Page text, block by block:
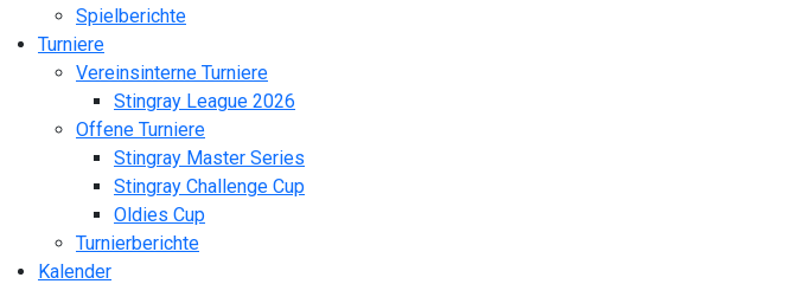
Spielberichte
Turniere
Vereinsinterne Turniere
Stingray League 2026
Offene Turniere
Stingray Master Series
Stingray Challenge Cup
Oldies Cup
Turnierberichte
Kalender